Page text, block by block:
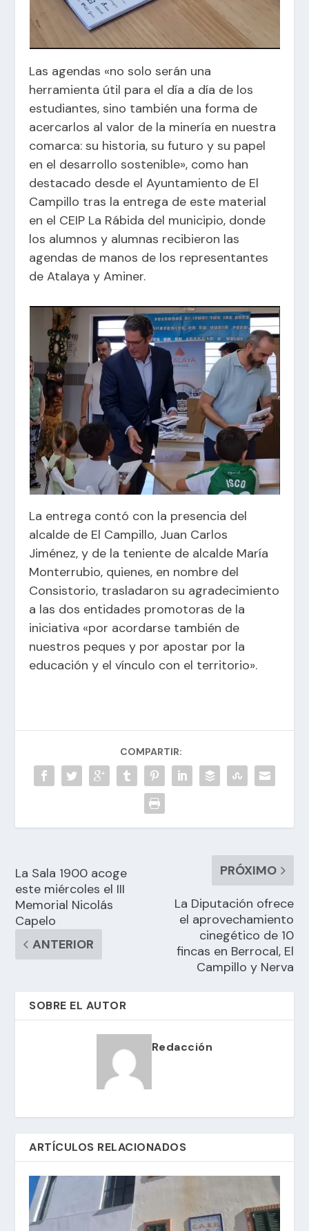
Las agendas «no solo serán una
herramienta útil para el día a día de los
estudiantes, sino también una forma de
acercarlos al valor de la minería en nuestra
comarca: su historia, su futuro y su papel
en el desarrollo sostenible», como han
destacado desde el Ayuntamiento de El
Campillo tras la entrega de este material
en el CEIP La Rábida del municipio, donde
los alumnos y alumnas recibieron las
agendas de manos de los representantes
de Atalaya y Aminer.
La entrega contó con la presencia del
alcalde de El Campillo, Juan Carlos
Jiménez, y de la teniente de alcalde María
Monterrubio, quienes, en nombre del
Consistorio, trasladaron su agradecimiento
a las dos entidades promotoras de la
iniciativa «por acordarse también de
nuestros peques y por apostar por la
educación y el vínculo con el territorio».
COMPARTIR:
La Sala 1900 acoge
este miércoles el III
Memorial Nicolás
Capelo
ANTERIOR
PRÓXIMO
La Diputación ofrece
el aprovechamiento
cinegético de 10
fincas en Berrocal, El
Campillo y Nerva
SOBRE EL AUTOR
Redacción
ARTÍCULOS RELACIONADOS